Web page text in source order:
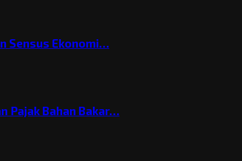
Sensus Ekonomi…
Pajak Bahan Bakar…